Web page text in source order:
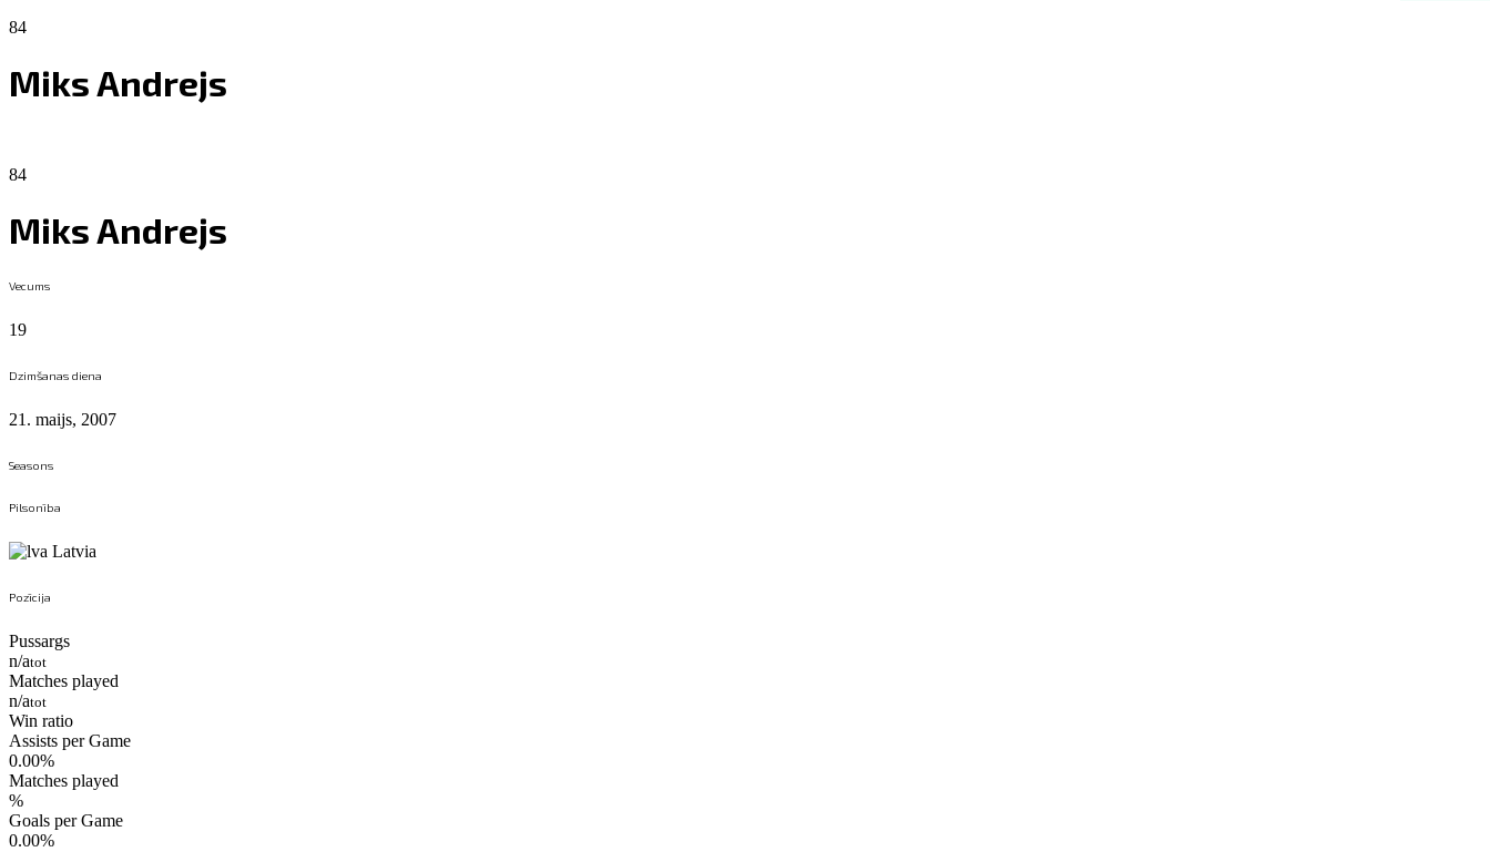
84
Miks Andrejs
84
Miks Andrejs
Vecums
19
Dzimšanas diena
21. maijs, 2007
Seasons
Pilsonība
Latvia
Pozīcija
Pussargs
n/atot
Matches played
n/atot
Win ratio
Assists per Game
0.00%
Matches played
%
Goals per Game
0.00%